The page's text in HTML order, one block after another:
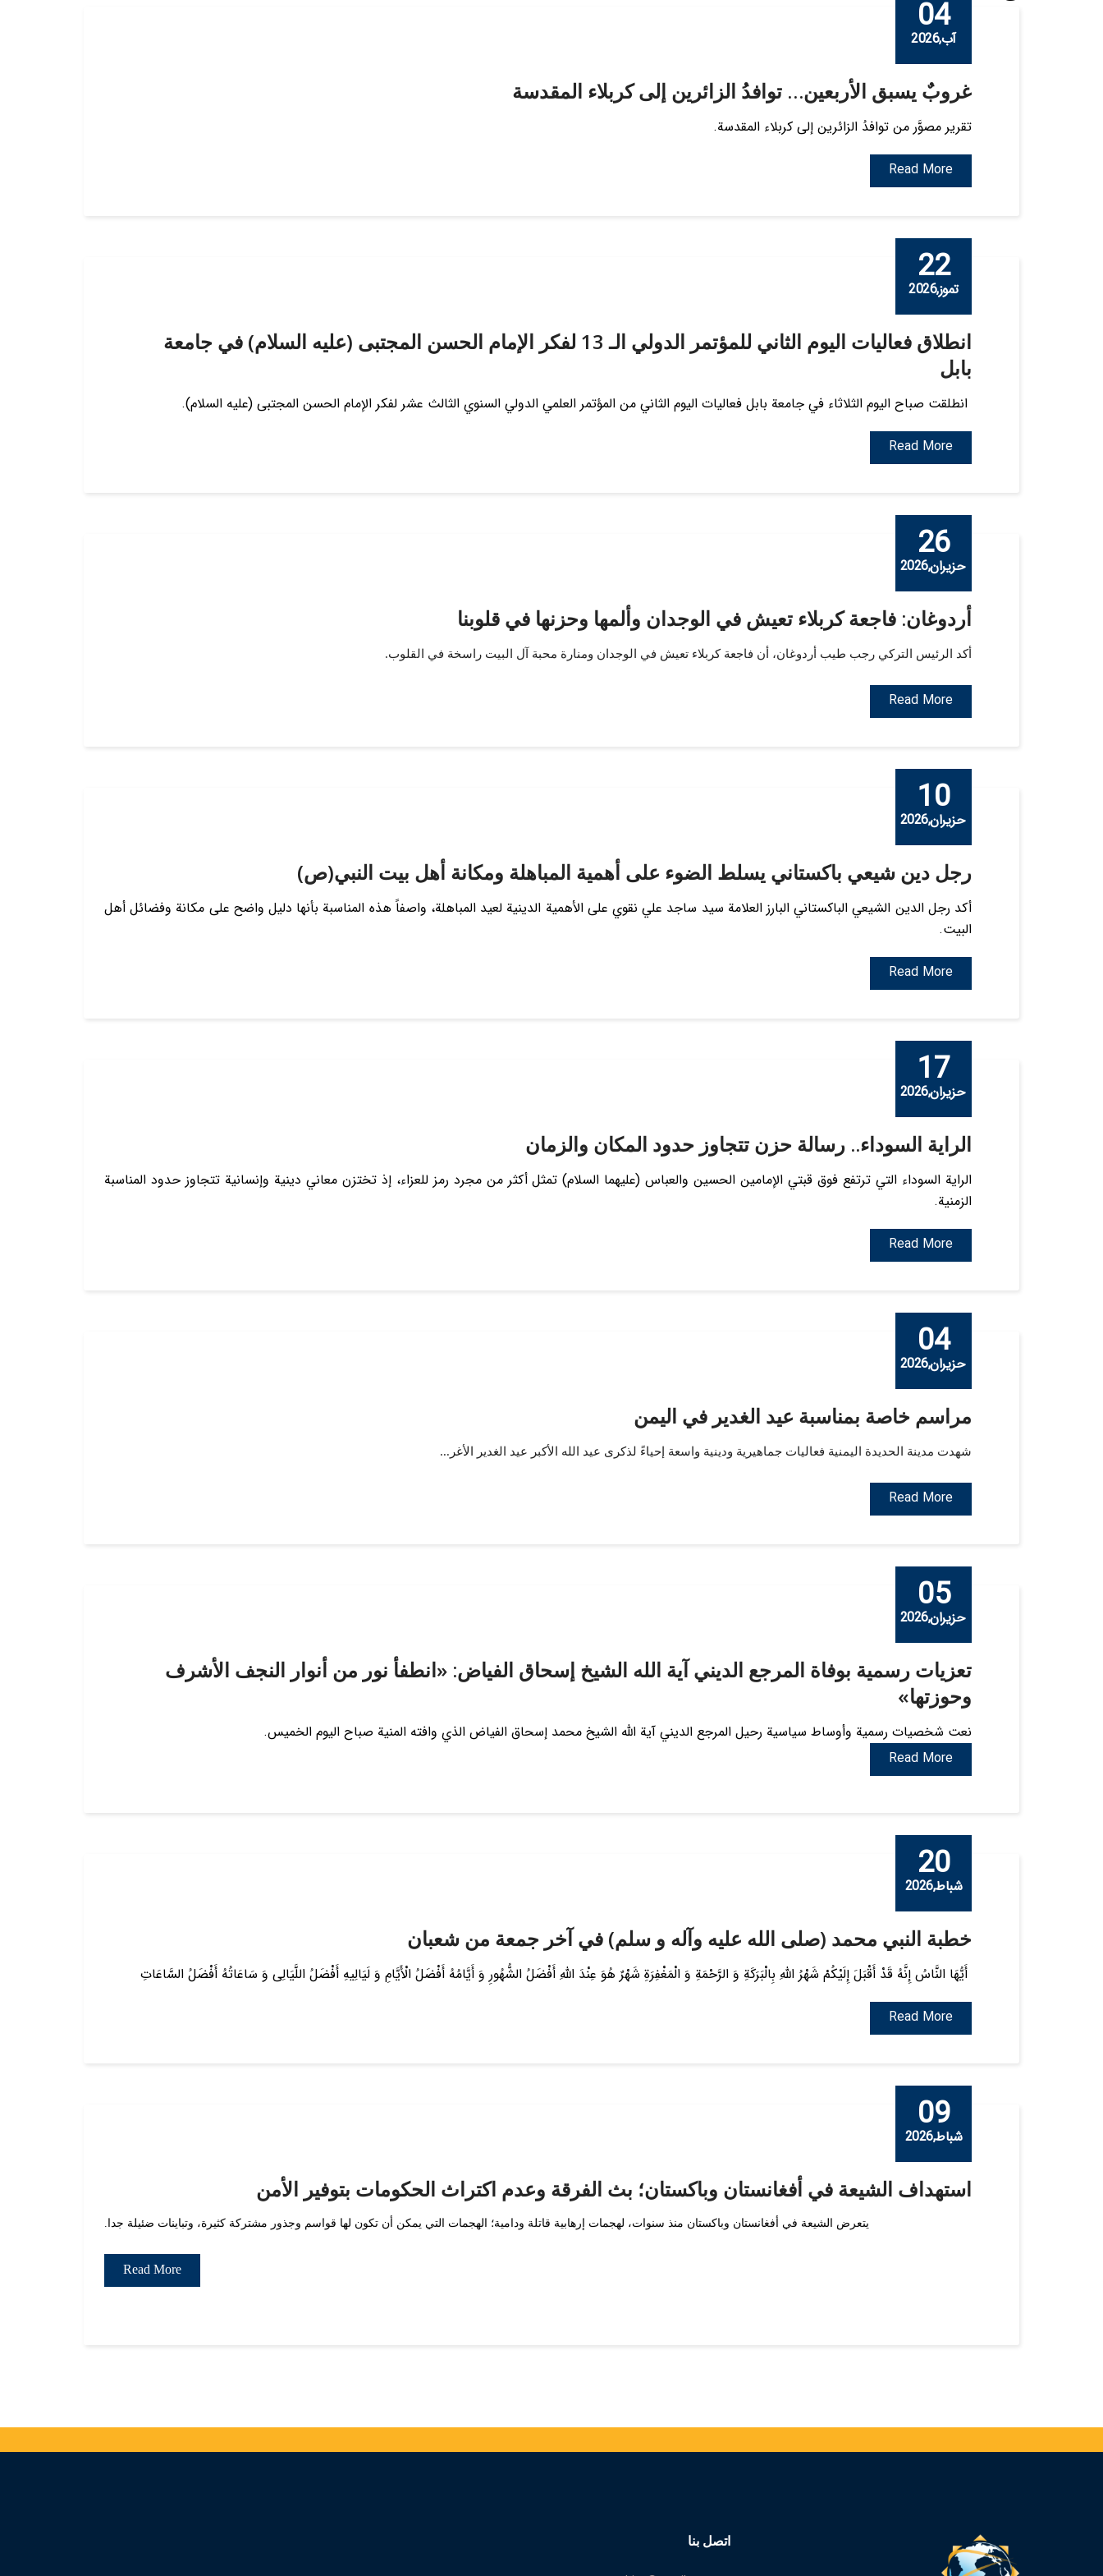
04
آب,2026
غروبٌ يسبق الأربعين… توافدُ الزائرين إلى كربلاء المقدسة
تقرير مصوَّر من توافدُ الزائرين إلى كربلاء المقدسة.
Read More
22
تموز,2026
انطلاق فعاليات اليوم الثاني للمؤتمر الدولي الـ 13 لفكر الإمام الحسن المجتبى (عليه السلام) في جامعة
بابل
انطلقت صباح اليوم الثلاثاء في جامعة بابل فعاليات اليوم الثاني من المؤتمر العلمي الدولي السنوي الثالث عشر لفكر الإمام الحسن المجتبى (عليه السلام).
Read More
26
حزيران,2026
أردوغان: فاجعة كربلاء تعيش في الوجدان وألمها وحزنها في قلوبنا
أكد الرئيس التركي رجب طيب أردوغان، أن فاجعة كربلاء تعيش في الوجدان ومنارة محبة آل البيت راسخة في القلوب.
Read More
10
حزيران,2026
رجل دين شيعي باكستاني يسلط الضوء على أهمية المباهلة ومكانة أهل بيت النبي(ص)
أكد رجل الدين الشيعي الباكستاني البارز العلامة سيد ساجد علي نقوي على الأهمية الدينية لعيد المباهلة، واصفاً هذه المناسبة بأنها دليل واضح على مكانة وفضائل أهل
البيت.
Read More
17
حزيران,2026
الراية السوداء.. رسالة حزن تتجاوز حدود المكان والزمان
الراية السوداء التي ترتفع فوق قبتي الإمامين الحسين والعباس (عليهما السلام) تمثل أكثر من مجرد رمز للعزاء، إذ تختزن معاني دينية وإنسانية تتجاوز حدود المناسبة
الزمنية.
Read More
04
حزيران,2026
مراسم خاصة بمناسبة عيد الغدير في اليمن
شهدت مدينة الحديدة اليمنية فعاليات جماهيرية ودينية واسعة إحياءً لذكرى عيد الله الأكبر عيد الغدير الأغر...
Read More
05
حزيران,2026
تعزيات رسمية بوفاة المرجع الديني آية الله الشيخ إسحاق الفياض: «انطفأ نور من أنوار النجف الأشرف
وحوزتها»
نعت شخصيات رسمية وأوساط سياسية رحيل المرجع الديني آية الله الشيخ محمد إسحاق الفياض الذي وافته المنية صباح اليوم الخميس.
Read More
20
شباط,2026
خطبة النبي محمد (صلى الله عليه وآله و سلم) في آخر جمعة من شعبان
أَیُّهَا النَّاسُ إِنَّهُ قَدْ أَقْبَلَ إِلَیْکُمْ شَهْرُ اللَّهِ بِالْبَرَکَةِ وَ الرَّحْمَةِ وَ الْمَغْفِرَةِ شَهْرٌ هُوَ عِنْدَ اللَّهِ أَفْضَلُ الشُّهُورِ وَ أَیَّامُهُ أَفْضَلُ الْأَیَّامِ وَ لَیَالِیهِ أَفْضَلُ اللَّیَالِی وَ سَاعَاتُهُ أَفْضَلُ السَّاعَاتِ
Read More
09
شباط,2026
استهداف الشيعة في أفغانستان وباكستان؛ بث الفرقة وعدم اكتراث الحكومات بتوفير الأمن
يتعرض الشيعة في أفغانستان وباكستان منذ سنوات، لهجمات إرهابية قاتلة ودامية؛ الهجمات التي يمكن أن تكون لها قواسم وجذور مشتركة كثيرة، وتباينات ضئيلة جدا.
Read More
اتصل بنا